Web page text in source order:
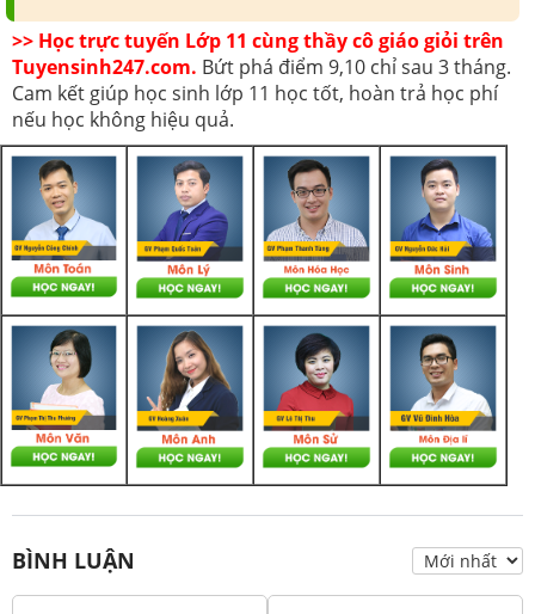
>> Học trực tuyến Lớp 11 cùng thầy cô giáo giỏi trên
Tuyensinh247.com. Bứt phá điểm 9,10 chỉ sau 3 tháng.
Cam kết giúp học sinh lớp 11 học tốt, hoàn trả học phí
nếu học không hiệu quả.
BÌNH LUẬN